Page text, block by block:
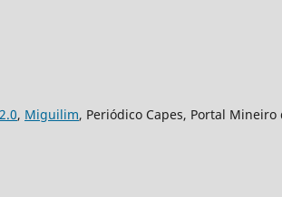
, Miguilim, Periódico Capes, Portal Mineiro